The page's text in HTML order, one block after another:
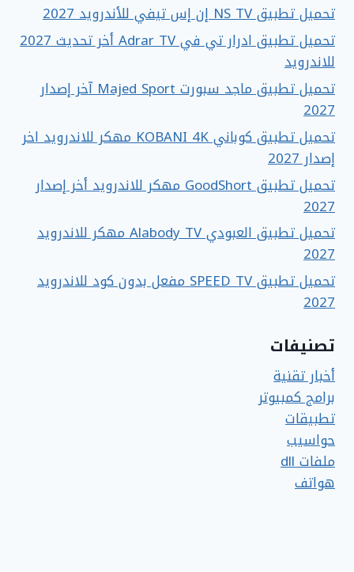
تحميل تطبيق NS TV إن إس تيفي للأندرويد 2027
تحميل تطبيق ادرار تي في Adrar TV أخر تحديث 2027
للاندرويد
تحميل تطبيق ماجد سبورت Majed Sport آخر إصدار
2027
تحميل تطبيق كوباني KOBANI 4K مهكر للاندرويد اخر
إصدار 2027
تحميل تطبيق GoodShort مهكر للاندرويد أخر إصدار
2027
تحميل تطبيق العبودي Alabody TV مهكر للاندرويد
2027
تحميل تطبيق SPEED TV مفعل بدون كود للاندرويد
2027
تصنيفات
أخبار تقنية
برامج كمبيوتر
تطبيقات
حواسيب
ملفات dll
هواتف